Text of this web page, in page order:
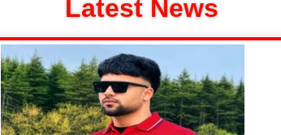
Latest News